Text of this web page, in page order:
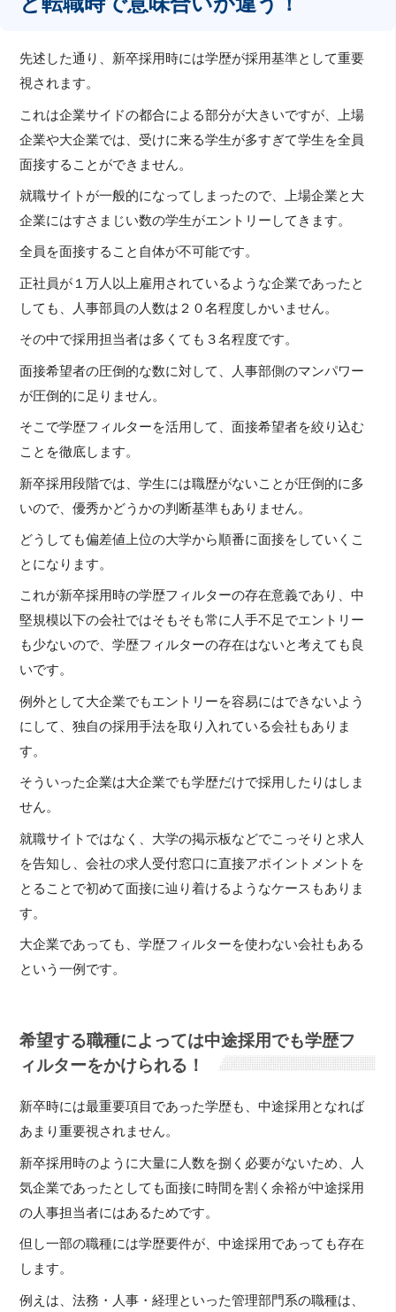
先述した通り、新卒採用時には学歴が採用基準として重要
視されます。
これは企業サイドの都合による部分が大きいですが、上場
企業や大企業では、受けに来る学生が多すぎて学生を全員
面接することができません。
就職サイトが一般的になってしまったので、上場企業と大
企業にはすさまじい数の学生がエントリーしてきます。
全員を面接すること自体が不可能です。
正社員が１万人以上雇用されているような企業であったと
しても、人事部員の人数は２０名程度しかいません。
その中で採用担当者は多くても３名程度です。
面接希望者の圧倒的な数に対して、人事部側のマンパワー
が圧倒的に足りません。
そこで学歴フィルターを活用して、面接希望者を絞り込む
ことを徹底します。
新卒採用段階では、学生には職歴がないことが圧倒的に多
いので、優秀かどうかの判断基準もありません。
どうしても偏差値上位の大学から順番に面接をしていくこ
とになります。
これが新卒採用時の学歴フィルターの存在意義であり、中
堅規模以下の会社ではそもそも常に人手不足でエントリー
も少ないので、学歴フィルターの存在はないと考えても良
いです。
例外として大企業でもエントリーを容易にはできないよう
にして、独自の採用手法を取り入れている会社もありま
す。
そういった企業は大企業でも学歴だけで採用したりはしま
せん。
就職サイトではなく、大学の掲示板などでこっそりと求人
を告知し、会社の求人受付窓口に直接アポイントメントを
とることで初めて面接に辿り着けるようなケースもありま
す。
大企業であっても、学歴フィルターを使わない会社もある
という一例です。
希望する職種によっては中途採用でも学歴フ
ィルターをかけられる！
新卒時には最重要項目であった学歴も、中途採用となれば
あまり重要視されません。
新卒採用時のように大量に人数を捌く必要がないため、人
気企業であったとしても面接に時間を割く余裕が中途採用
の人事担当者にはあるためです。
但し一部の職種には学歴要件が、中途採用であっても存在
します。
例えは、法務・人事・経理といった管理部門系の職種は、